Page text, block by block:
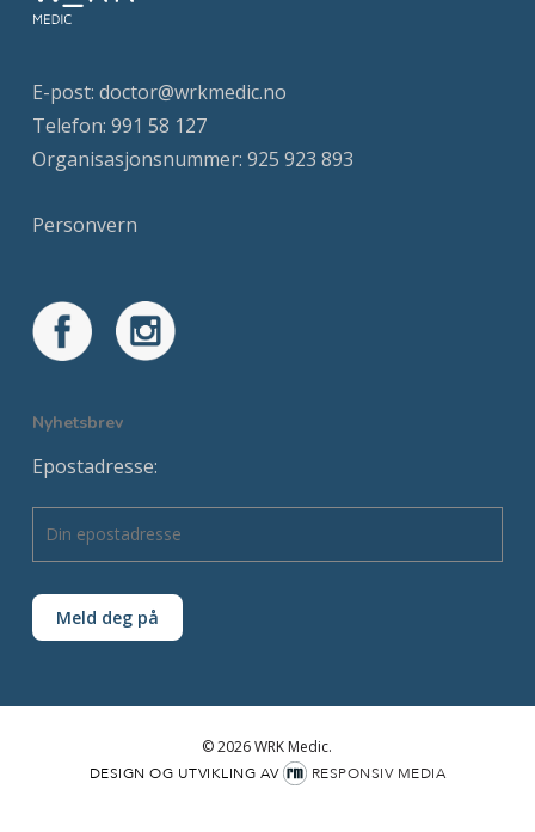
E-post: doctor@wrkmedic.no
Telefon: 991 58 127
Organisasjonsnummer: 925 923 893
Personvern
Nyhetsbrev
Epostadresse:
© 2026 WRK Medic.
DESIGN OG UTVIKLING AV RESPONSIV MEDIA